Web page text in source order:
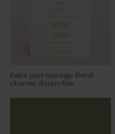
Faire part mariage floral
charme d'autrefois